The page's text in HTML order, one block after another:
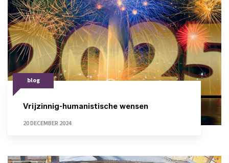
blog
Vrijzinnig-humanistische wensen
20 DECEMBER 2024